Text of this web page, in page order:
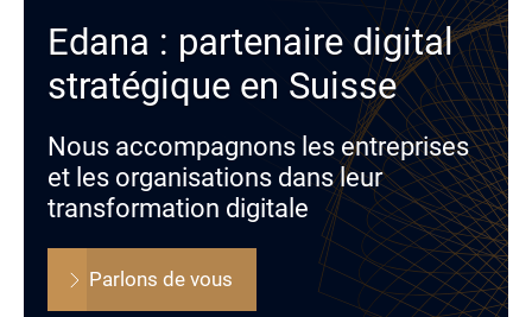
Edana : partenaire digital
stratégique en Suisse
Nous accompagnons les entreprises
et les organisations dans leur
transformation digitale
Parlons de vous